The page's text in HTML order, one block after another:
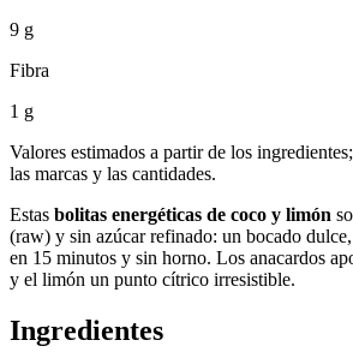
9 g
Fibra
1 g
Valores estimados a partir de los
las marcas y las cantidades.
Estas bolitas energéticas de coco y limón
(raw) y sin azúcar refinado: un bocado
en 15 minutos y sin horno. Los anacardos
y el limón un punto cítrico irresistible.
Ingredientes